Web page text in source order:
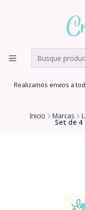
Realizamos envios a
Inicio Marcas
Set de 4